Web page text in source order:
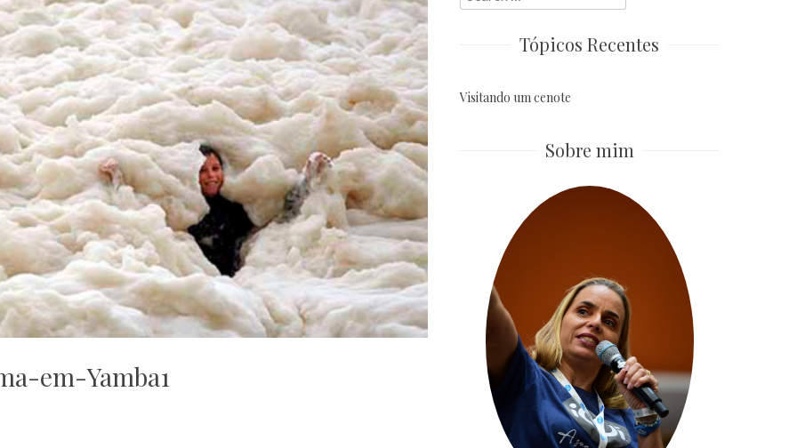
em-Yamba1
for:
Tópicos Recentes
Visitando um cenote
Sobre mim